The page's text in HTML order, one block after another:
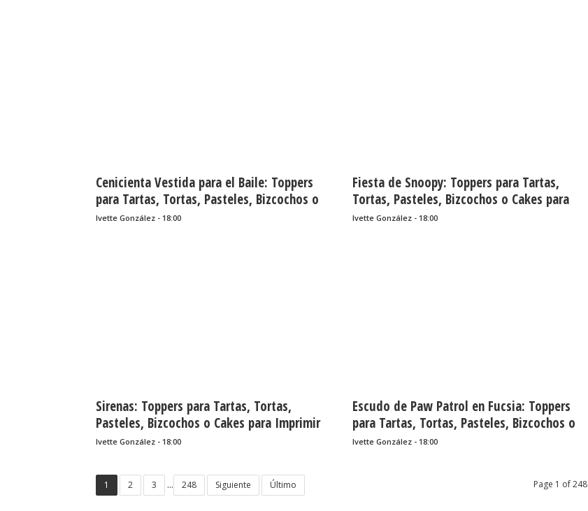
Cenicienta Vestida para el Baile: Toppers
para Tartas, Tortas, Pasteles, Bizcochos o
Cakes para Imprimir Gratis
Ivette González - 18:00
Fiesta de Snoopy: Toppers para Tartas,
Tortas, Pasteles, Bizcochos o Cakes para
Imprimir Gratis.
Ivette González - 18:00
Sirenas: Toppers para Tartas, Tortas,
Pasteles, Bizcochos o Cakes para Imprimir
Gratis.
Ivette González - 18:00
Escudo de Paw Patrol en Fucsia: Toppers
para Tartas, Tortas, Pasteles, Bizcochos o
Cakes para Imprimir Gratis.
Ivette González - 18:00
Page 1 of 248
1 2 3 ... 248 Siguiente Último